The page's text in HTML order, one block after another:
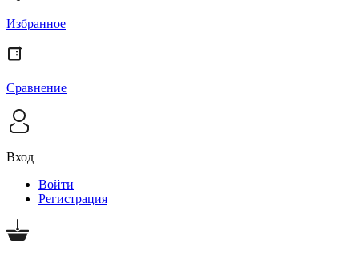
Избранное
Сравнение
Вход
Войти
Регистрация